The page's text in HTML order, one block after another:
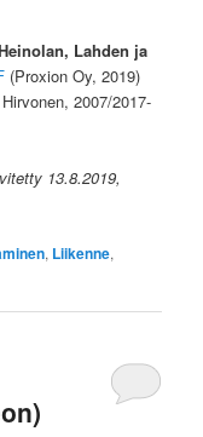
Lahden ja
(Proxion Oy, 2019)
2007/2017-
13.8.2019,
, Liikenne,